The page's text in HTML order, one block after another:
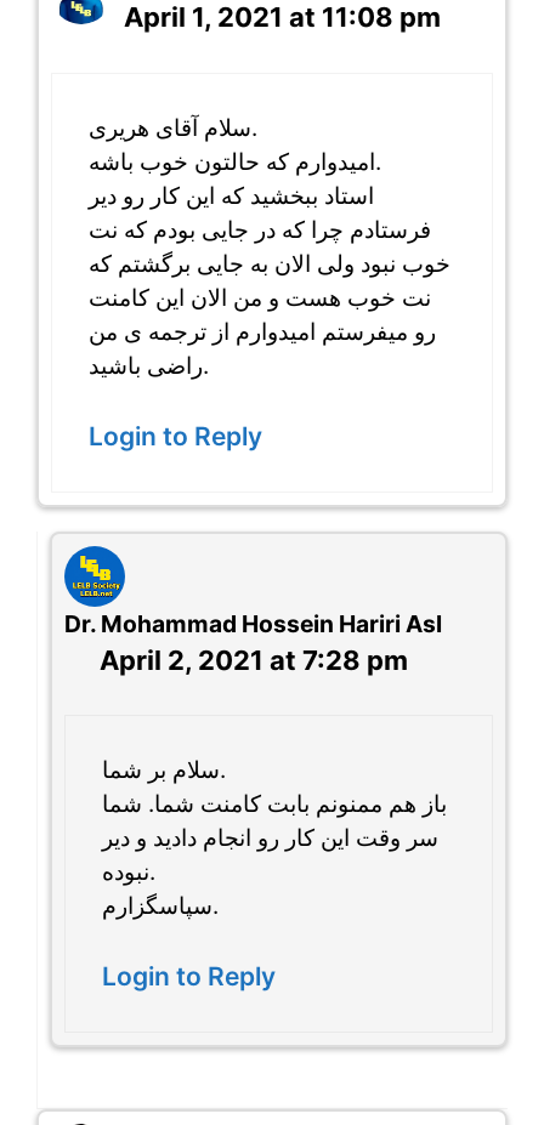
April 1, 2021 at 11:08 pm
سلام آقای هریری.
امیدوارم که حالتون خوب باشه.
استاد ببخشید که این کار رو دیر
فرستادم چرا که در جایی بودم که نت
خوب نبود ولی الان به جایی برگشتم که
نت خوب هست و من الان این کامنت
رو میفرستم امیدوارم از ترجمه ی من
راضی باشید.
Login to Reply
Dr. Mohammad Hossein Hariri Asl
April 2, 2021 at 7:28 pm
سلام بر شما.
باز هم ممنونم بابت کامنت شما. شما
سر وقت این کار رو انجام دادید و دیر
نبوده.
سپاسگزارم.
Login to Reply